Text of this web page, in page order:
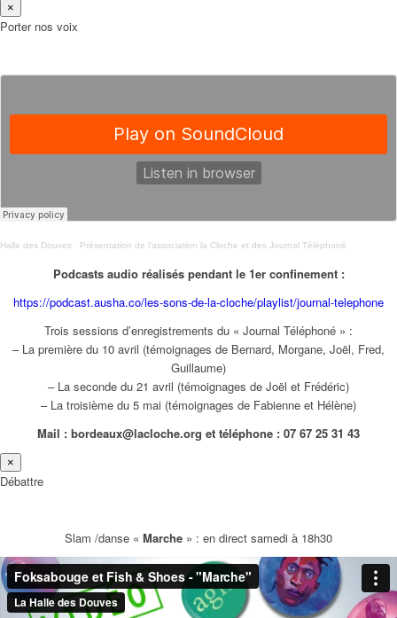
×
Porter nos voix
Halle des Douves · Présentation de l’association la Cloche et des Journal Téléphoné
Podcasts audio réalisés pendant le 1er confinement :
https://podcast.ausha.co/les-sons-de-la-cloche/playlist/journal-telephone
Trois sessions d’enregistrements du « Journal Téléphoné » :
– La première du 10 avril (témoignages de Bernard, Morgane, Joël, Fred,
Guillaume)
– La seconde du 21 avril (témoignages de Joël et Frédéric)
– La troisième du 5 mai (témoignages de Fabienne et Hélène)
Mail : bordeaux@lacloche.org et téléphone : 07 67 25 31 43
×
Débattre
Slam /danse « Marche » : en direct samedi à 18h30